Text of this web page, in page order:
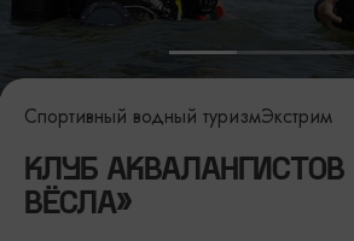
Спортивный водный туризмЭкстрим
КЛУБ АКВАЛАНГИСТОВ
ВЁСЛА»